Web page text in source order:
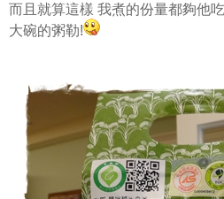
而且就算這樣 我煮的份量都夠他
大碗的粥勒!